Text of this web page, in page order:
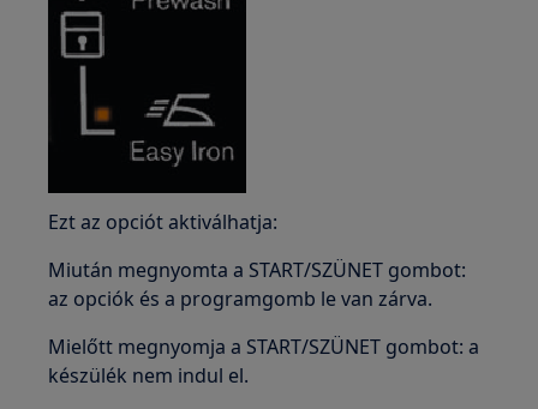
Ezt az opciót aktiválhatja:
Miután megnyomta a START/SZÜNET gombot:
az opciók és a programgomb le van zárva.
Mielőtt megnyomja a START/SZÜNET gombot: a
készülék nem indul el.